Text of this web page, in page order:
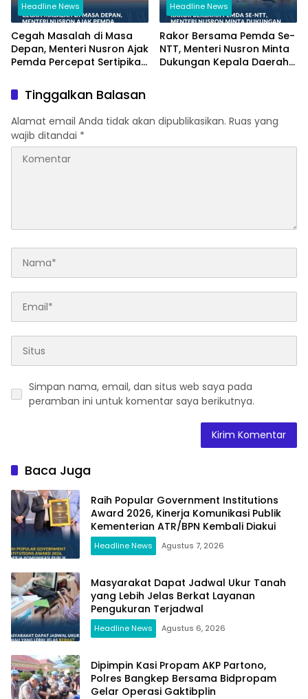
Headline News
Cegah Masalah di Masa
Depan, Menteri Nusron Ajak
Pemda Percepat Sertipikasi
NTT
Headline News
Rakor Bersama Pemda Se-
NTT, Menteri Nusron Minta
Dukungan Kepala Daerah
Tinggalkan Balasan
Alamat email Anda tidak akan dipublikasikan. Ruas yang
wajib ditandai *
Simpan nama, email, dan situs web saya pada
peramban ini untuk komentar saya berikutnya.
Baca Juga
Raih Popular Government Institutions
Award 2026, Kinerja Komunikasi Publik
Kementerian ATR/BPN Kembali Diakui
Headline News Agustus 7, 2026
Masyarakat Dapat Jadwal Ukur Tanah
yang Lebih Jelas Berkat Layanan
Pengukuran Terjadwal
Headline News Agustus 6, 2026
Dipimpin Kasi Propam AKP Partono,
Polres Bangkep Bersama Bidpropam
Gelar Operasi Gaktibplin